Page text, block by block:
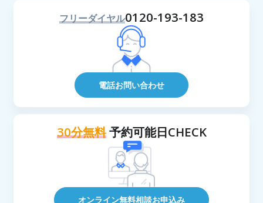
フリーダイヤル0120-193-183
電話お問い合わせ
30分無料予約可能日CHECK
オンライン無料相談お申込み